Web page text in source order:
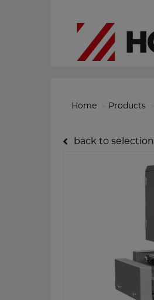
Home Products
back to selection